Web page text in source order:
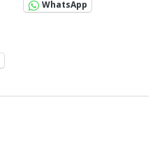
WhatsApp